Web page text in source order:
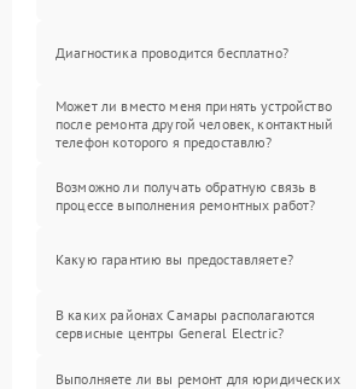
Диагностика проводится бесплатно?
Может ли вместо меня принять устройство
после ремонта другой человек, контактный
телефон которого я предоставлю?
Возможно ли получать обратную связь в
процессе выполнения ремонтных работ?
Какую гарантию вы предоставляете?
В каких районах Самары располагаются
сервисные центры General Electric?
Выполняете ли вы ремонт для юридических